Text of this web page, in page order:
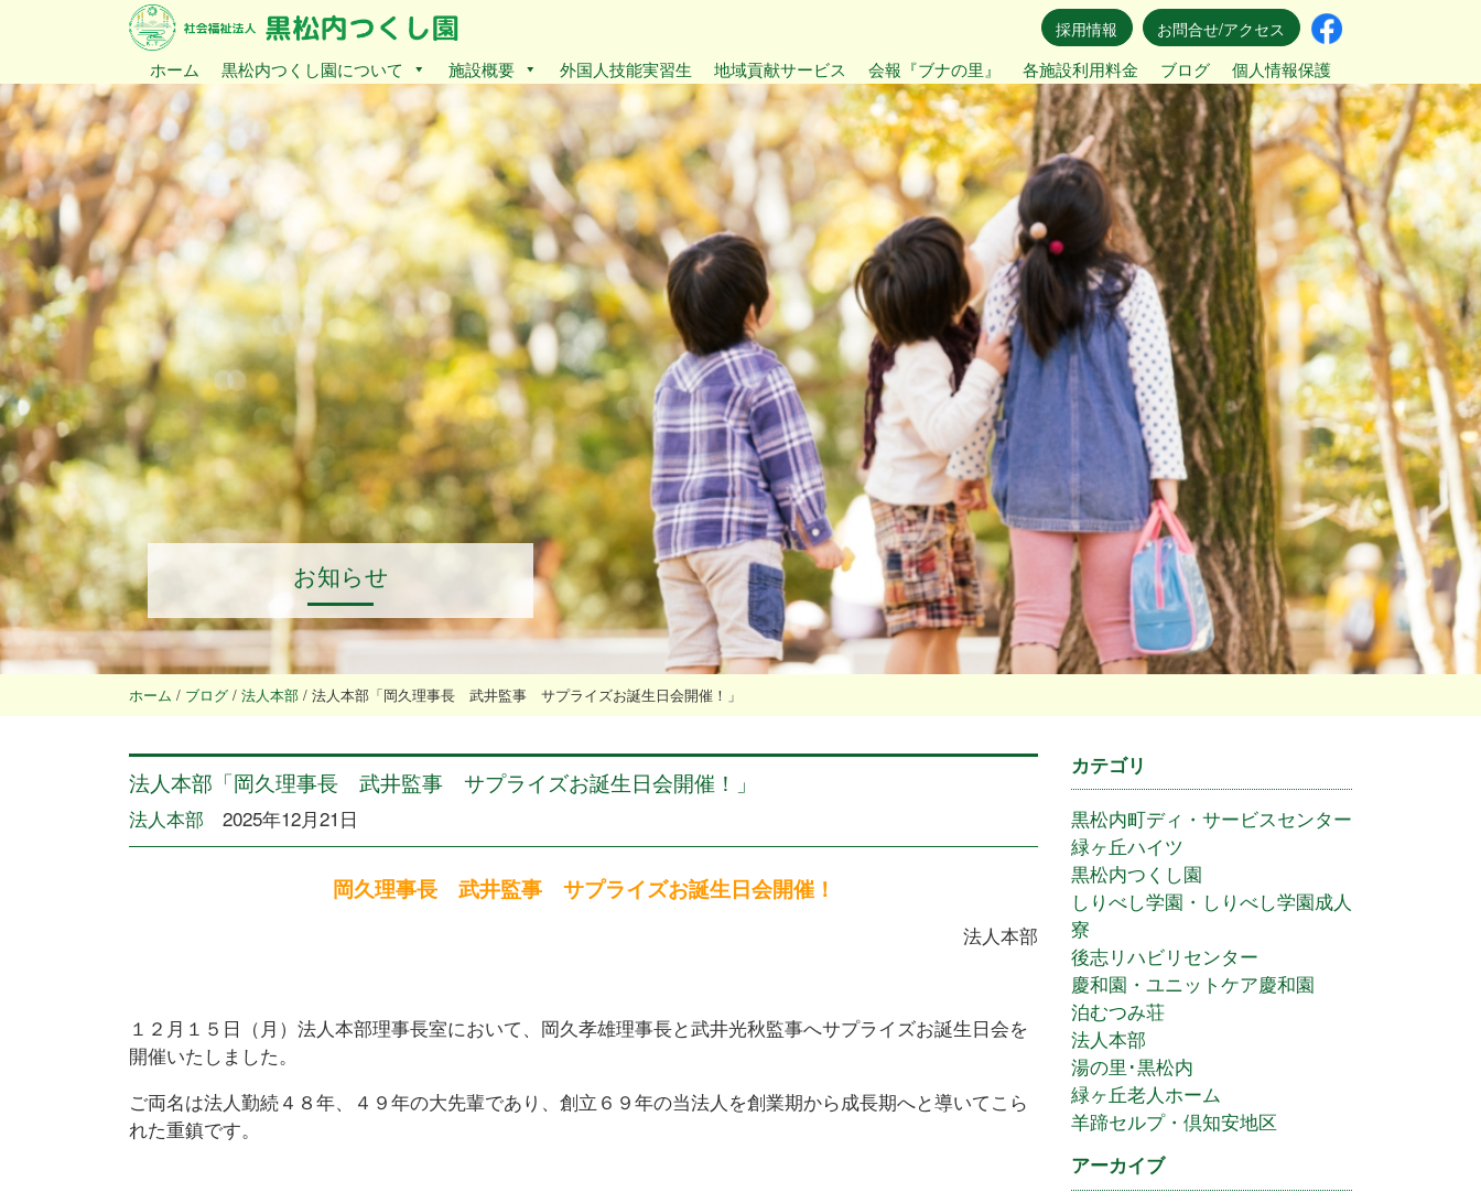
採用情報
お問合せ/アクセス
ホーム
黒松内つくし園について 施設概要 外国人技能実習生 地域貢献サービス 会報『ブナの里』 各施設利用料金 ブログ 個人情報保護
お知らせ
ホーム / ブログ / 法人本部 / 法人本部「岡久理事長 武井監事 サプライズお誕生日会開催！」
法人本部「岡久理事長 武井監事 サプライズお誕生日会開催！」
法人本部 2025年12月21日
岡久理事長 武井監事 サプライズお誕生日会開催！
法人本部
１２月１５日（月）法人本部理事長室において、岡久孝雄理事長と武井光秋監事へサプライズお誕生日会を
開催いたしました。
ご両名は法人勤続４８年、４９年の大先輩であり、創立６９年の当法人を創業期から成長期へと導いてこら
れた重鎮です。
カテゴリ
黒松内町ディ・サービスセンター
緑ヶ丘ハイツ
黒松内つくし園
しりべし学園・しりべし学園成人
寮
後志リハビリセンター
慶和園・ユニットケア慶和園
泊むつみ荘
法人本部
湯の里･黒松内
緑ヶ丘老人ホーム
羊蹄セルプ・倶知安地区
アーカイブ